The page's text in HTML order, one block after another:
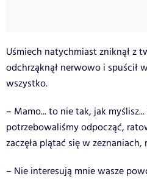
Uśmiech natychmiast zniknął z
odchrząknął nerwowo i spuścił
wszystko.
– Mamo... to nie tak, jak
potrzebowaliśmy odpocząć,
zaczęła plątać się w
– Nie interesują mnie wasze